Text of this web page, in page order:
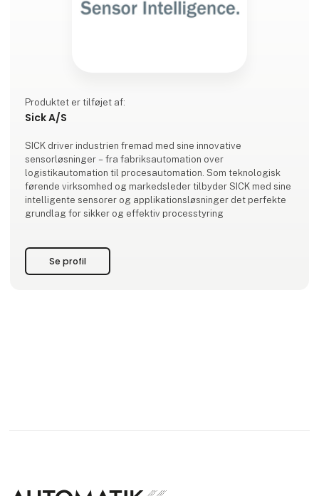
Produktet er tilføjet af:
Sick A/S
SICK driver industrien fremad med sine innovative
sensorløsninger – fra fabriksautomation over
logistikautomation til procesautomation. Som teknologisk
førende virksomhed og markedsleder tilbyder SICK med sine
intelligente sensorer og applikationsløsninger det perfekte
grundlag for sikker og effektiv processtyring
Se profil